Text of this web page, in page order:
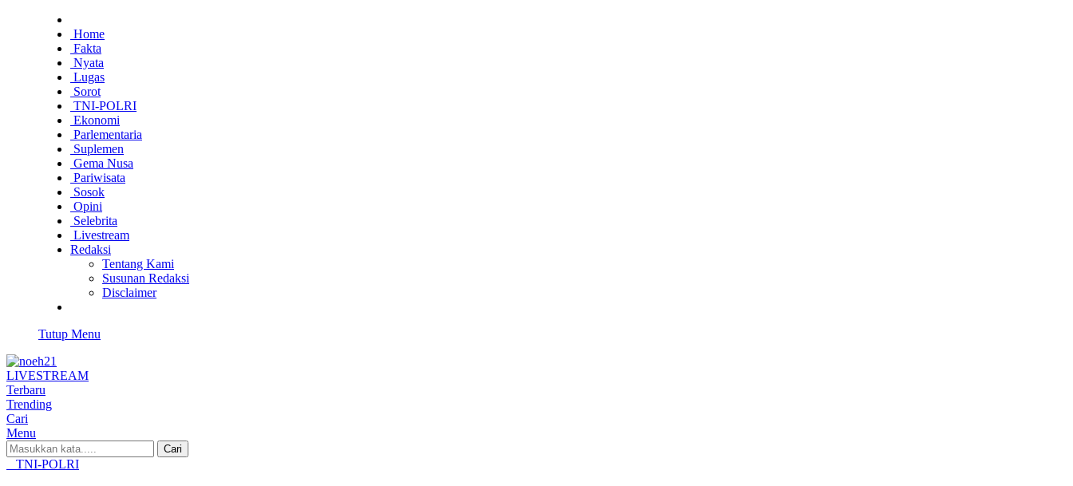
Home
Fakta
Nyata
Lugas
Sorot
TNI-POLRI
Ekonomi
Parlementaria
Suplemen
Gema Nusa
Pariwisata
Sosok
Opini
Selebrita
Livestream
Redaksi
Tentang Kami
Susunan Redaksi
Disclaimer
Tutup Menu
LIVESTREAM
Terbaru
Trending
Cari
Menu
Cari
TNI-POLRI